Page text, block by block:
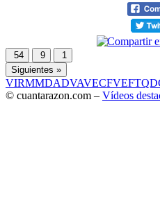
54 9
1
Siguientes »
VIRMMDADVAVECFVEFTQD
© cuantarazon.com – Vídeos